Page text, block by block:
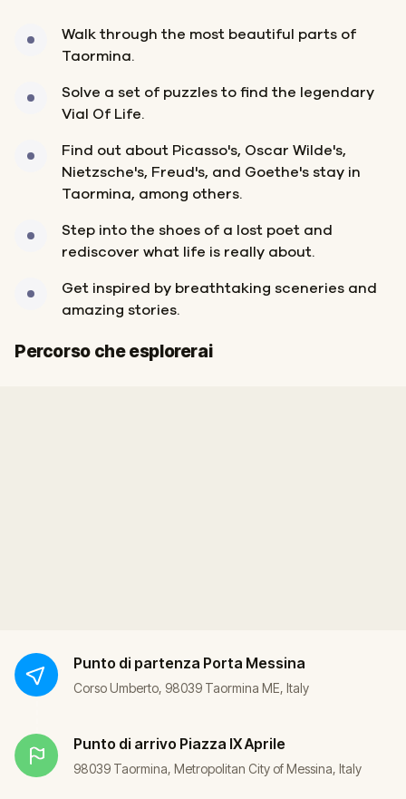
Walk through the most beautiful parts of
Taormina.
Solve a set of puzzles to find the legendary
Vial Of Life.
Find out about Picasso's, Oscar Wilde's,
Nietzsche's, Freud's, and Goethe's stay in
Taormina, among others.
Step into the shoes of a lost poet and
rediscover what life is really about.
Get inspired by breathtaking sceneries and
amazing stories.
Percorso che esplorerai
Inizio
Fine
Punto di partenza Porta Messina
Corso Umberto, 98039 Taormina ME, Italy
Punto di arrivo Piazza IX Aprile
98039 Taormina, Metropolitan City of Messina, Italy